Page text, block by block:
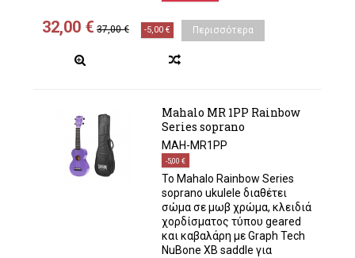
32,00 € 37,00 € -5,00 € Περισσότερα
Mahalo MR 1PP Rainbow
Series soprano
MAH-MR1PP
-5,00 €
Το Mahalo Rainbow Series
soprano ukulele διαθέτει
σώμα σε μωβ χρώμα, κλειδιά
χορδίσματος τύπου geared
και καβαλάρη με Graph Tech
NuBone XB saddle για